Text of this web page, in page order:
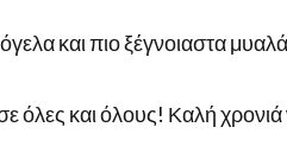
και πιο ξέγνοιαστα
όλες και όλους! Καλή χρονιά